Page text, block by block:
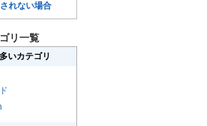
れない場合
リ一覧
いカテゴリ